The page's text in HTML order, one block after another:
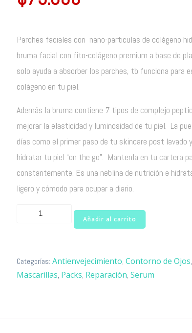
Parches faciales con nano-particulas de colágeno
bruma facial con fito-colágeno premium a base de
solo ayuda a absorber los parches, tb funciona para
colágeno en tu piel.
Además la bruma contiene 7 tipos de complejo
mejorar la elasticidad y luminosidad de tu piel. La
días como el primer paso de tu skincare post lavado
hidratar tu piel “on the go”. Mantenla en tu cartera
constantemente. Es una neblina de nutrición e
ligero y cómodo para ocupar a diario.
12
parches
colágeno
Añadir al carrito
Categorías: Antienvejecimiento, Contorno de Ojos,
Mascarillas, Packs, Reparación, Serum